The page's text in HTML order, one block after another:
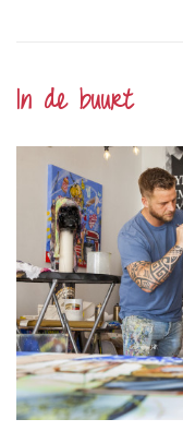
In de buurt